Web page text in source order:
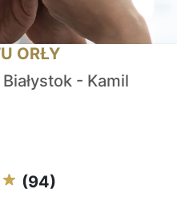
ORŁY
- Kamil
(94)